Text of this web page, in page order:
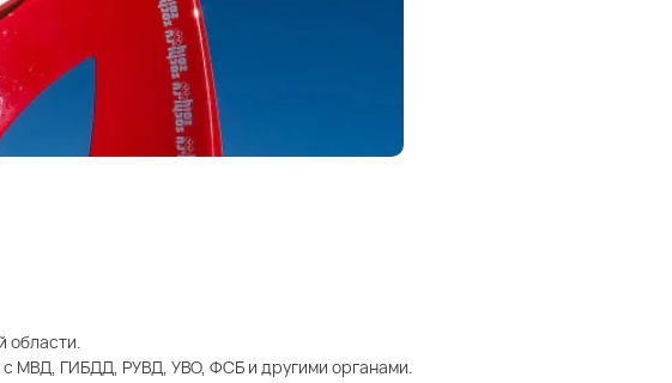
области.
МВД, ГИБДД, РУВД, УВО, ФСБ и другими органами.